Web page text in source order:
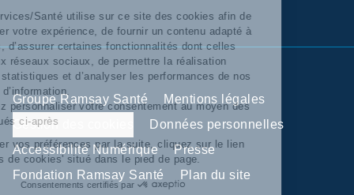
Groupe Ramsay Santé
Mentions légales
Gestion des cookies
Données personnelles
Accessibilité Numérique
Presse
Fondation Ramsay Santé
Plan du site
Ramsay Services/Santé utilise sur ce site des cookies afin de
personnaliser votre expérience, de fournir un contenu adapté à
vos intérêts, d’assurer certaines fonctionnalités dont celles
relatives aux réseaux sociaux, de permettre la réalisation
d’'analyses statistiques et d’analyser les performances de nos
campagnes d’information.
Vous pouvez personnaliser votre consentement au moyen des
boutons situés ci-après
Pour modifier vos préférences par la suite, cliquez sur le lien
'Préférences de cookies' situé dans le pied de page.
Consentements certifiés par